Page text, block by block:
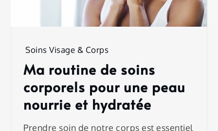
Soins Visage & Corps
Ma routine de soins
corporels pour une peau
nourrie et hydratée
Prendre soin de notre corps est essentiel